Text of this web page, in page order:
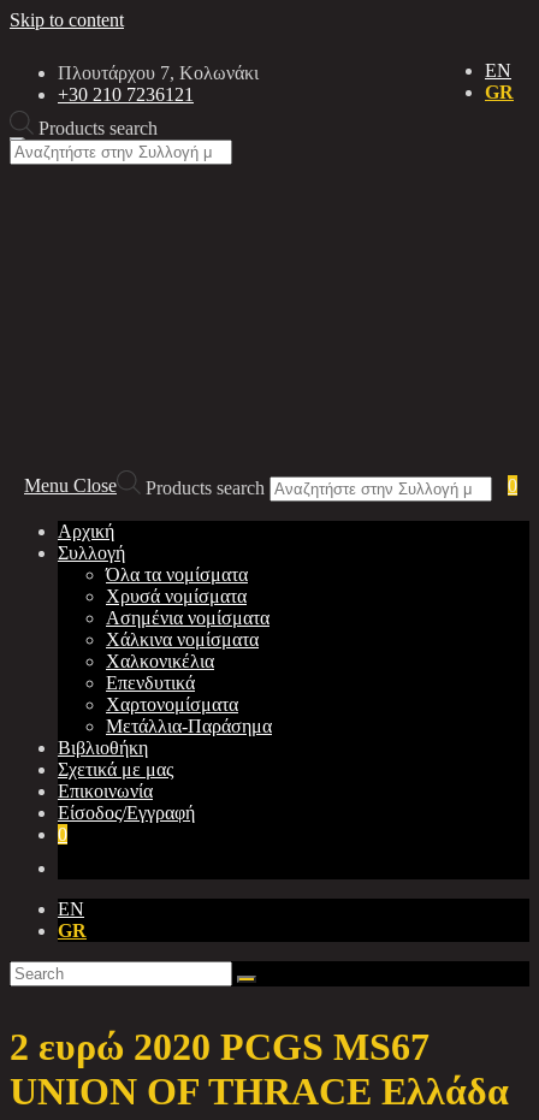
Skip to content
EN
GR
Πλουτάρχου 7, Κολωνάκι
+30 210 7236121
0
Menu Close Products search
Αρχική
Συλλογή
Όλα τα νομίσματα
Χρυσά νομίσματα
Ασημένια νομίσματα
Χάλκινα νομίσματα
Χαλκονικέλια
Επενδυτικά
Χαρτονομίσματα
Μετάλλια-Παράσημα
Βιβλιοθήκη
Σχετικά με μας
Επικοινωνία
Είσοδος/Εγγραφή
0
EN
GR
2 ευρώ 2020 PCGS MS67
UNION OF THRACE Ελλάδα
Products search